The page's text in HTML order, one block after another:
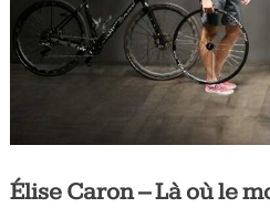
Élise Caron – Là où le